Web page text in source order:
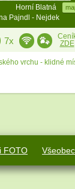
Horní Blatná
Pajndl - Nejdek
7x
ZDE
vrchu - klidné
FOTO